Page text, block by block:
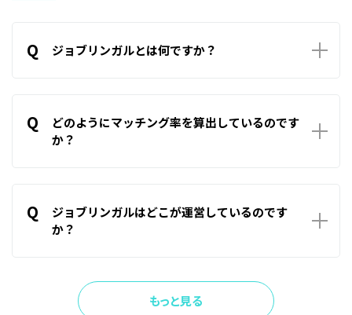
Q ジョブリンガルとは何ですか？
の希望条件を基にマッチング率を算出することでご自身に合
った相手を見つけることをサポートします。
Q
どのようにマッチング率を算出しているのです
か？
を変えたりすることはありません。
Q
ジョブリンガルはどこが運営しているのです
か？
もっと見る